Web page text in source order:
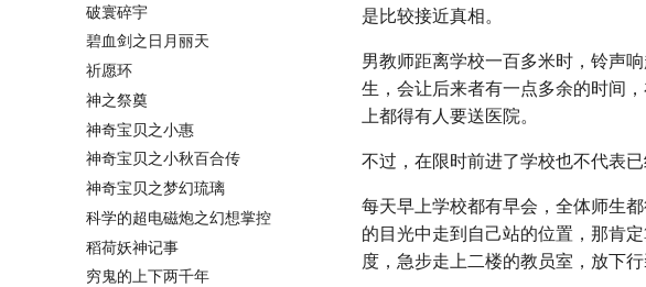
破寰碎宇
碧血剑之日月丽天
祈愿环
神之祭奠
神奇宝贝之小惠
神奇宝贝之小秋百合传
神奇宝贝之梦幻琉璃
科学的超电磁炮之幻想掌控
稻荷妖神记事
穷鬼的上下两千年
是比较接近真相。
男教师距离学校一百多米时，铃声
生，会让后来者有一点多余的时间
上都得有人要送医院。
不过，在限时前进了学校也不代表已
每天早上学校都有早会，全体师生
的目光中走到自己站的位置，那肯
度，急步走上二楼的教员室，放下